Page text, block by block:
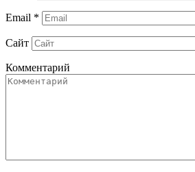
Email *
Сайт
Комментарий